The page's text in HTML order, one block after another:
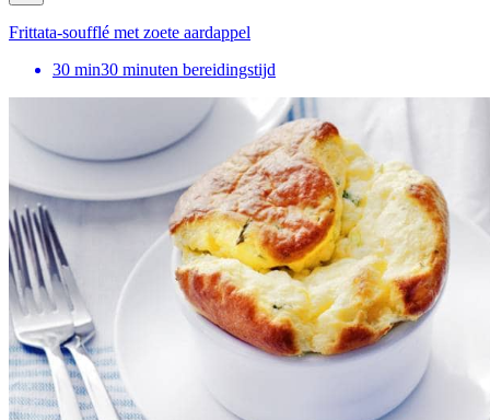
Frittata-soufflé met zoete aardappel
30 min30 minuten bereidingstijd